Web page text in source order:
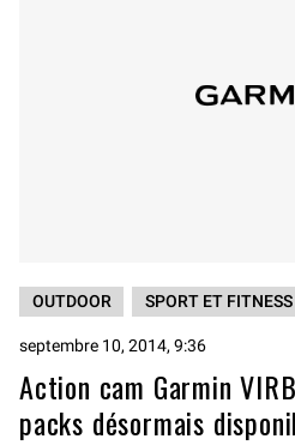
OUTDOOR SPORT ET FITNESS
septembre 10, 2014, 9:36
Action cam Garmin
packs désormais